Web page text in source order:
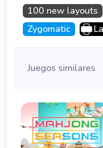
100 new layouts
Zygomatic
Juegos similares